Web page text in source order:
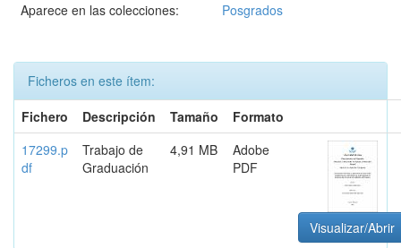
Aparece en las colecciones:
Posgrados
Ficheros en este ítem:
Fichero
Descripción Tamaño
Formato
17299.p
df
Trabajo de
Graduación
4,91 MB
Adobe
PDF
Visualizar/Abrir